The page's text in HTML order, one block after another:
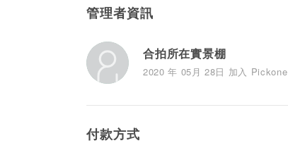
管理者資訊
合拍所在實景棚
2020 年 05月 28日 加入 Pickone
付款方式